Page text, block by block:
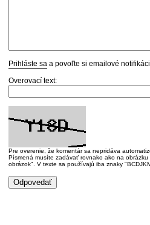
Prihláste sa a povoľte si emailové
Overovací text:
Pre overenie, že komentár sa nepridáva
Písmená musíte zadávať rovnako ako na
obrázok". V texte sa používajú iba znaky